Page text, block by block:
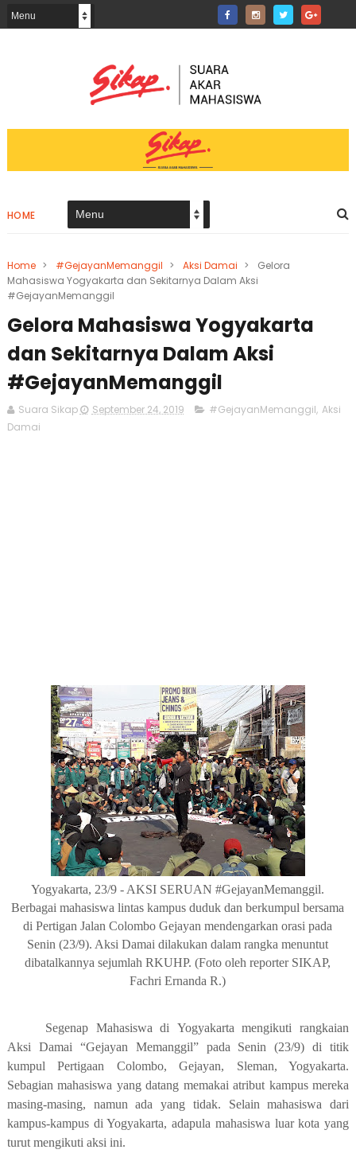
HOME
Home > #GejayanMemanggil > Aksi Damai >
Gelora
Mahasiswa Yogyakarta dan Sekitarnya Dalam Aksi
#GejayanMemanggil
Gelora Mahasiswa Yogyakarta
dan Sekitarnya Dalam Aksi
#GejayanMemanggil
Suara Sikap September 24, 2019 #GejayanMemanggil, Aksi
Damai
Yogyakarta, 23/9 - AKSI SERUAN #GejayanMemanggil.
Berbagai mahasiswa lintas kampus duduk dan berkumpul bersama
di Pertigan Jalan Colombo Gejayan mendengarkan orasi pada
Senin (23/9). Aksi Damai dilakukan dalam rangka menuntut
dibatalkannya sejumlah RKUHP. (Foto oleh reporter SIKAP,
Fachri Ernanda R.)
Segenap Mahasiswadi Yogyakarta mengikuti rangkaian
Aksi Damai “Gejayan Memanggil” pada Senin (23/9) dititik
kumpulPertigaan Colombo, Gejayan, Sleman, Yogyakarta.
Sebagian mahasiswa yang datang memakai atribut kampus mereka
masing-masing, namun ada yang tidak. Selain mahasiswa dari
kampus-kampus di Yogyakarta, adapula mahasiswa luar kota yang
turut mengikuti aksi ini.